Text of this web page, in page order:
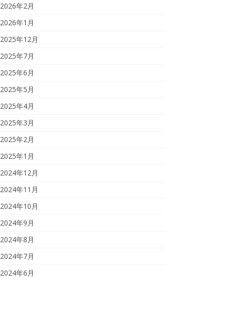
2026年2月
2026年1月
2025年12月
2025年7月
2025年6月
2025年5月
2025年4月
2025年3月
2025年2月
2025年1月
2024年12月
2024年11月
2024年10月
2024年9月
2024年8月
2024年7月
2024年6月